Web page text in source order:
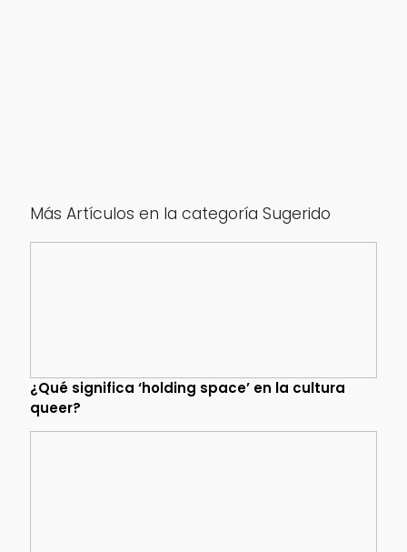
Más Artículos en la categoría Sugerido
¿Qué significa ‘holding space’ en la cultura
queer?